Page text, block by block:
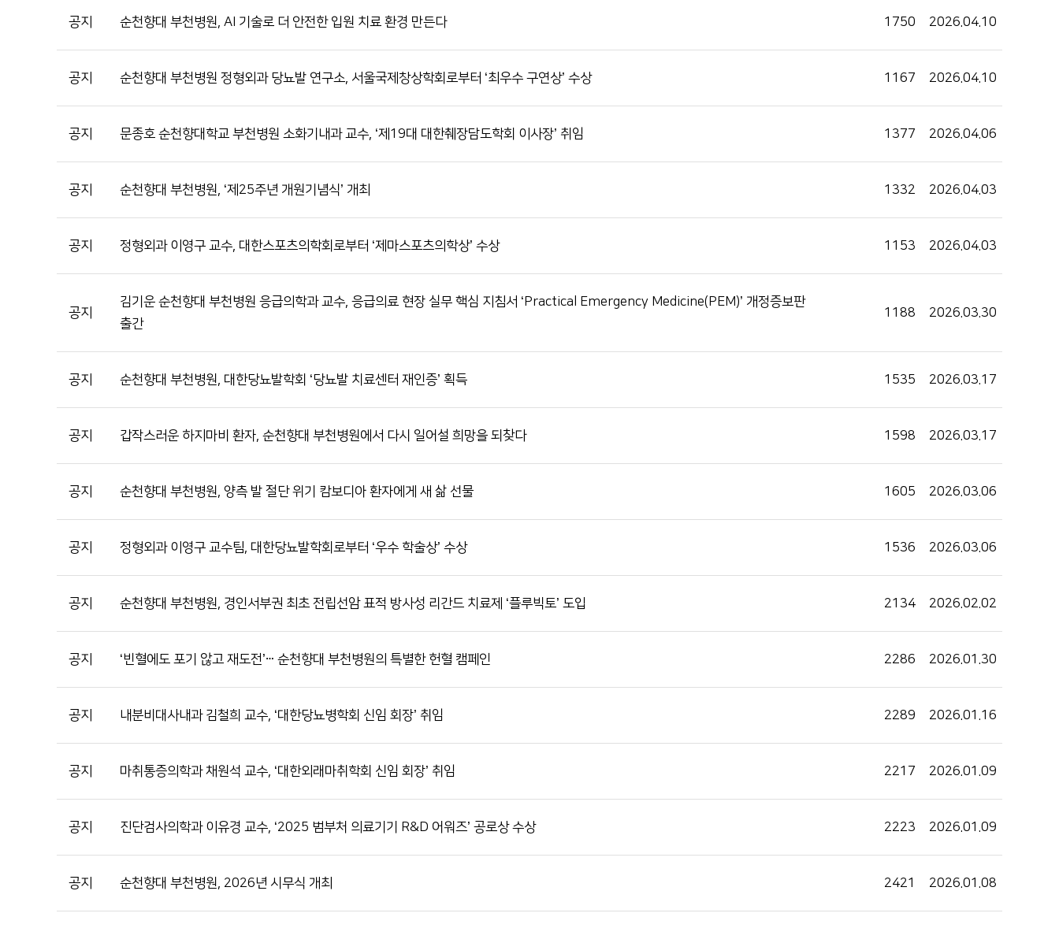
공지 순천향대 부천병원, AI 기술로 더 안전한 입원 치료 환경 만든다 1750 2026.04.10
공지 순천향대 부천병원 정형외과 당뇨발 연구소, 서울국제창상학회로부터 ‘최우수 구연상’ 수상 1167 2026.04.10
공지 문종호 순천향대학교 부천병원 소화기내과 교수, ‘제19대 대한췌장담도학회 이사장’ 취임 1377 2026.04.06
공지 순천향대 부천병원, ‘제25주년 개원기념식’ 개최 1332 2026.04.03
공지 정형외과 이영구 교수, 대한스포츠의학회로부터 ‘제마스포츠의학상’ 수상 1153 2026.04.03
공지
김기운 순천향대 부천병원 응급의학과 교수, 응급의료 현장 실무 핵심 지침서 ‘Practical Emergency Medicine(PEM)’ 개정증보판
출간
1188 2026.03.30
공지 순천향대 부천병원, 대한당뇨발학회 ‘당뇨발 치료센터 재인증’ 획득 1535 2026.03.17
공지 갑작스러운 하지마비 환자, 순천향대 부천병원에서 다시 일어설 희망을 되찾다 1598 2026.03.17
공지 순천향대 부천병원, 양측 발 절단 위기 캄보디아 환자에게 새 삶 선물 1605 2026.03.06
공지 정형외과 이영구 교수팀, 대한당뇨발학회로부터 ‘우수 학술상’ 수상 1536 2026.03.06
공지 순천향대 부천병원, 경인서부권 최초 전립선암 표적 방사성 리간드 치료제 ‘플루빅토’ 도입 2134 2026.02.02
공지 ‘빈혈에도 포기 않고 재도전’ⵈ 순천향대 부천병원의 특별한 헌혈 캠페인 2286 2026.01.30
공지 내분비대사내과 김철희 교수, ‘대한당뇨병학회 신임 회장’ 취임 2289 2026.01.16
공지 마취통증의학과 채원석 교수, ‘대한외래마취학회 신임 회장’ 취임 2217 2026.01.09
공지 진단검사의학과 이유경 교수, ‘2025 범부처 의료기기 R&D 어워즈’ 공로상 수상 2223 2026.01.09
공지 순천향대 부천병원, 2026년 시무식 개최 2421 2026.01.08